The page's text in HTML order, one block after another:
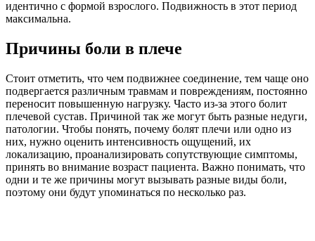
идентично с формой взрослого. Подвижность в этот период
максимальна.
Причины боли в плече
Стоит отметить, что чем подвижнее соединение, тем чаще оно
подвергается различным травмам и повреждениям, постоянно
переносит повышенную нагрузку. Часто из-за этого болит
плечевой сустав. Причиной так же могут быть разные недуги,
патологии. Чтобы понять, почему болят плечи или одно из
них, нужно оценить интенсивность ощущений, их
локализацию, проанализировать сопутствующие симптомы,
принять во внимание возраст пациента. Важно понимать, что
одни и те же причины могут вызывать разные виды боли,
поэтому они будут упоминаться по несколько раз.